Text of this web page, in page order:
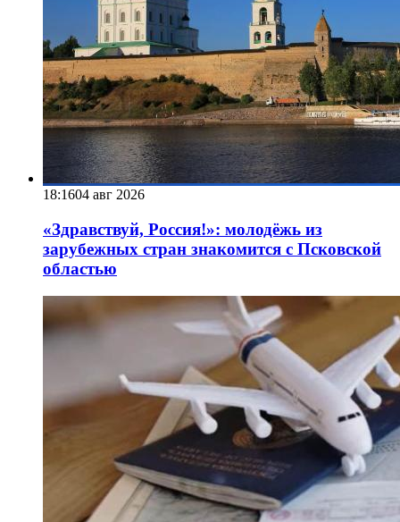
18:1604 авг 2026
«Здравствуй, Россия!»: молодёжь из
зарубежных стран знакомится с Псковской
областью